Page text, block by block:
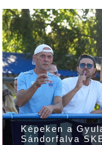
Képeken a
Sándorfalva